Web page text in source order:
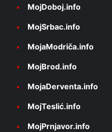
MojDoboj.info
MojSrbac.info
MojaModriča.info
MojBrod.info
MojaDerventa.info
MojTeslić.info
MojPrnjavor.info